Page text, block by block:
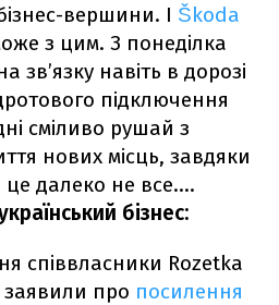
вершини. І Škoda
з цим. З понеділка
зв’язку навіть в дорозі
підключення
сміливо рушай з
нових місць, завдяки
далеко не все….
бізнес:
співвласники Rozetka
про посилення